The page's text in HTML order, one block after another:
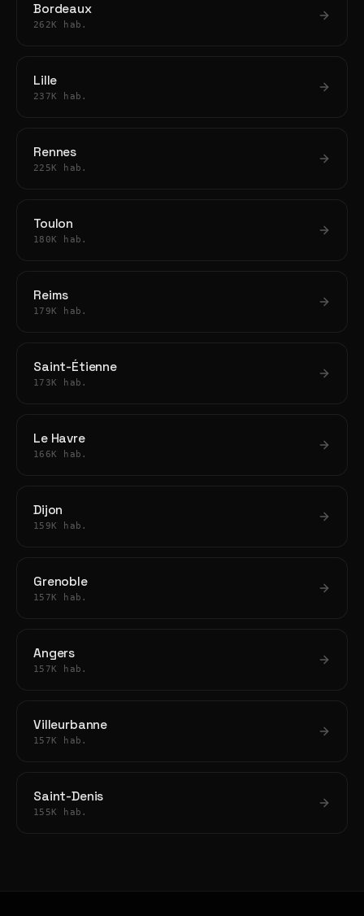
Bordeaux
262K hab.
Lille
237K hab.
Rennes
225K hab.
Toulon
180K hab.
Reims
179K hab.
Saint-Étienne
173K hab.
Le Havre
166K hab.
Dijon
159K hab.
Grenoble
157K hab.
Angers
157K hab.
Villeurbanne
157K hab.
Saint-Denis
155K hab.